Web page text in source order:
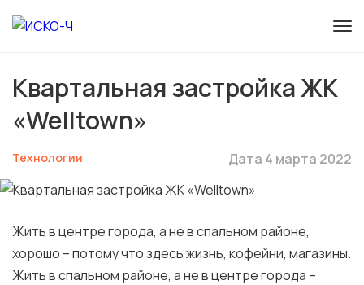
Квартальная застройка ЖК
«Welltown»
Технологии Дата 4 марта 2022
Жить в центре города, а не в спальном районе,
хорошо – потому что здесь жизнь, кофейни, магазины.
Жить в спальном районе, а не в центре города –